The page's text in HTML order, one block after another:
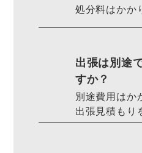
処分料はかか
出張は別途
すか？
別途費用はか
出張見積もり